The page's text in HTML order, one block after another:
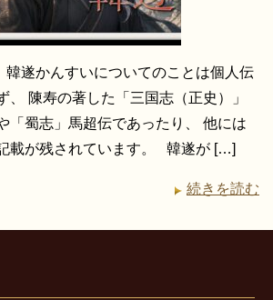
韓遂かんすいについてのことは個人伝
、 陳寿の著した「三国志（正史）」
「蜀志」馬超伝であったり、 他には
載が残されています。 韓遂が […]
続きを読む